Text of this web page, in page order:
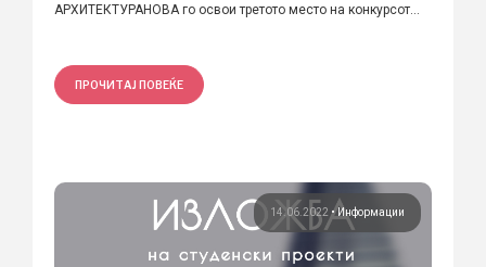
АРХИТЕКТУРАНОВА го освои третото место на конкурсот...
ПРОЧИТАЈ ПОВЕЌЕ
14.06.2022 •Информации